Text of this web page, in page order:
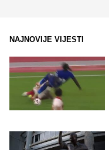
NAJNOVIJE VIJESTI